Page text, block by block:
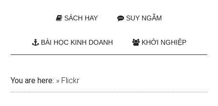
SÁCH HAY SUY NGẪM
BÀI HỌC KINH DOANH KHỞI NGHIỆP
You are here: » Flickr